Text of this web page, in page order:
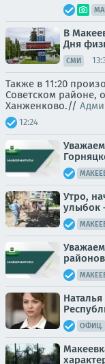
В
Дня
СМИ
Также в 11:20
Советском районе,
Ханженково.//
12:24
Утро,
улыбок
ОФИЦ.